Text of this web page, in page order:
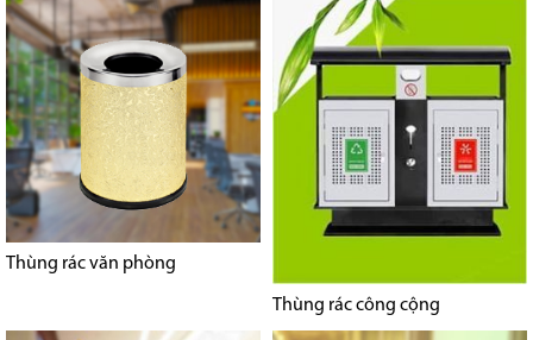
Thùng rác văn phòng
Thùng rác công cộng